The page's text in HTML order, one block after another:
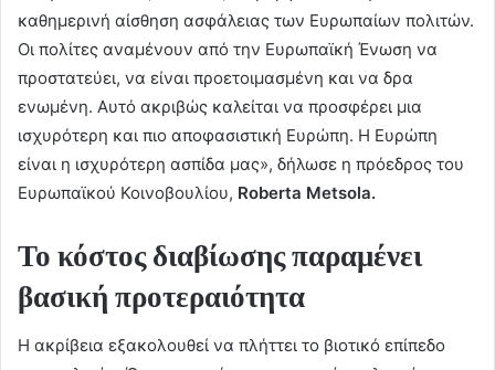
καθημερινή αίσθηση ασφάλειας των Ευρωπαίων πολιτών.
Οι πολίτες αναμένουν από την Ευρωπαϊκή Ένωση να
προστατεύει, να είναι προετοιμασμένη και να δρα
ενωμένη. Αυτό ακριβώς καλείται να προσφέρει μια
ισχυρότερη και πιο αποφασιστική Ευρώπη. Η Ευρώπη
είναι η ισχυρότερη ασπίδα μας», δήλωσε η πρόεδρος του
Ευρωπαϊκού Κοινοβουλίου, Roberta Metsola.
Το κόστος διαβίωσης παραμένει
βασική προτεραιότητα
Η ακρίβεια εξακολουθεί να πλήττει το βιοτικό επίπεδο